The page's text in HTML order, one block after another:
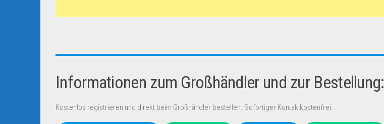
Informationen zum Großhändler und zur Bestellung:
Kostenlos registrieren und direkt beim Großhändler bestellen. Sofortiger Kontak kostenfrei.